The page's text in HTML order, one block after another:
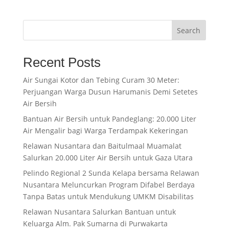
Search
Recent Posts
Air Sungai Kotor dan Tebing Curam 30 Meter:
Perjuangan Warga Dusun Harumanis Demi Setetes
Air Bersih
Bantuan Air Bersih untuk Pandeglang: 20.000 Liter
Air Mengalir bagi Warga Terdampak Kekeringan
Relawan Nusantara dan Baitulmaal Muamalat
Salurkan 20.000 Liter Air Bersih untuk Gaza Utara
Pelindo Regional 2 Sunda Kelapa bersama Relawan
Nusantara Meluncurkan Program Difabel Berdaya
Tanpa Batas untuk Mendukung UMKM Disabilitas
Relawan Nusantara Salurkan Bantuan untuk
Keluarga Alm. Pak Sumarna di Purwakarta